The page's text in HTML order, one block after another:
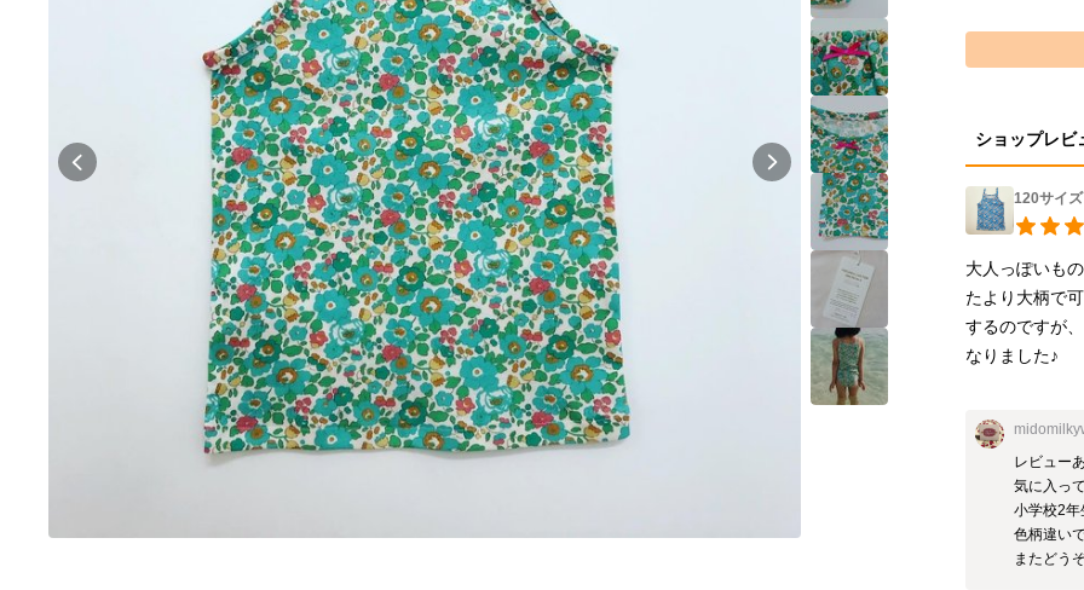
ショップレビ
120サイ
大人っぽいも
たより大柄で
するのですが
なりました♪
レビュー
気に入っ
小学校2
色柄違い
またどう